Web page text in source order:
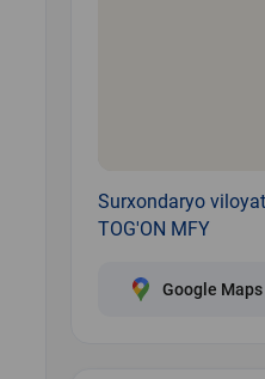
Surxondaryo
TOG'ON MFY
Google Maps